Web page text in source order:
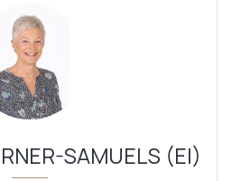
SAMUELS (EI)